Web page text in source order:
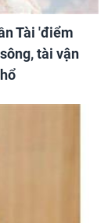
Tài 'điểm
tài vận